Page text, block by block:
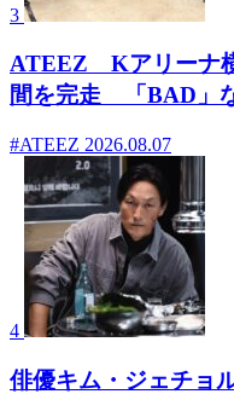
3
ATEEZ Kアリーナ
間を完走 「BAD」
#ATEEZ 2026.08.07
4
俳優キム・ジェチョ